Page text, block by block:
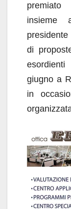
insieme
presidente
di
giugno a
in